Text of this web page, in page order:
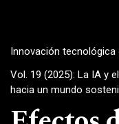
Innovación tecnológica
Vol. 19 (2025): La IA y
hacia un mundo